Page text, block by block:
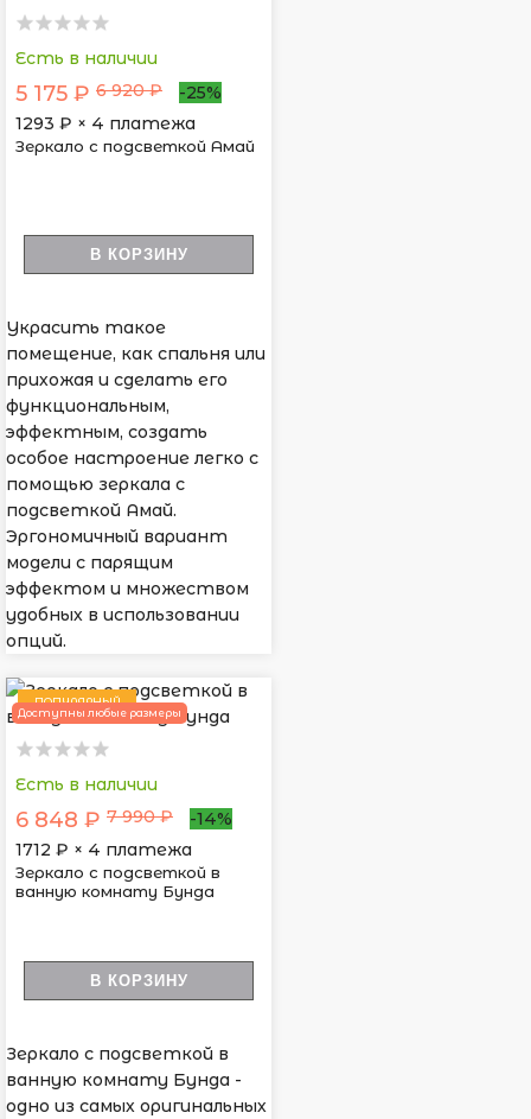
Есть в наличии
5 175 ₽ 6 920 ₽
-25%
1293 ₽ × 4 платежа
Зеркало с подсветкой Амай
В КОРЗИНУ
Украсить такое
помещение, как спальня или
прихожая и сделать его
функциональным,
эффектным, создать
особое настроение легко с
помощью зеркала с
подсветкой Амай.
Эргономичный вариант
модели с парящим
эффектом и множеством
удобных в использовании
опций.
ПОПУЛЯРНЫЙ
Доступны любые размеры
Есть в наличии
6 848 ₽ 7 990 ₽
-14%
1712 ₽ × 4 платежа
Зеркало с подсветкой в
ванную комнату Бунда
В КОРЗИНУ
Зеркало с подсветкой в
ванную комнату Бунда -
одно из самых оригинальных